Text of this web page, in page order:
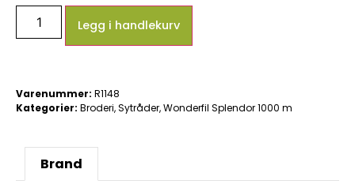
Legg i handlekurv
Varenummer: R1148
Kategorier: Broderi,Sytråder,Wonderfil Splendor 1000 m
Brand